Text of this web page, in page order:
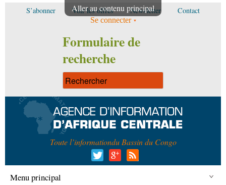
Aller au contenu principal
S’abonner Voir les offres Newsletter Contact
Se connecter
Formulaire de
recherche
Toute l’informationdu Bassin du Congo
Menu principal